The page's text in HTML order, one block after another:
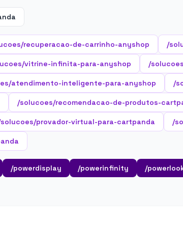
recuperacao-de-carrinho-anyshop /
vitrine-infinita-para-anyshop /
atendimento-inteligente-para-anyshop /
/solucoes/recomendacao-de-produtos-
provador-virtual-para-cartpanda /
/powerdisplay /powerinfinity /